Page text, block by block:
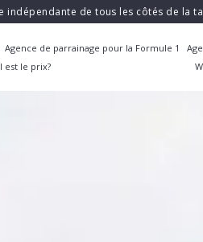
indépendante de tous les côtés de
Agence de parrainage pour la Formule 1
est le prix?